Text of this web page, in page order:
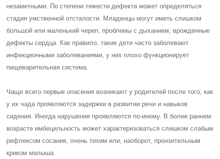
незаметными. По степени тяжести дефекта может определяться
стадия умственной отсталости. Младенцы могут иметь слишком
большой или маленький череп, проблемы с дыханием, врожденные
дефекты сердца. Как правило, такие дети часто заболевают
инфекционными заболеваниями, у них плохо функционирует
пищеварительная система.
Чаще всего первые опасения возникают у родителей после того, как
у их чада проявляются задержки в развитии речи и навыков
сидения. Иногда нарушения проявляются по-иному. В более раннем
возрасте имбецильность может характеризоваться слишком слабым
рефлексом сосания, очень тихим или, наоборот, пронзительным
криком малыша.